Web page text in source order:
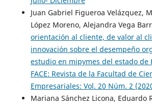
Juan Gabriel Figueroa Velázquez,
López Moreno, Alejandra Vega
orientación al cliente, de valor al
innovación sobre el desempeño
estudio en mipymes del estado de
FACE: Revista de la Facultad de
Empresariales: Vol. 20 Núm. 2
Mariana Sánchez Licona, Eduardo